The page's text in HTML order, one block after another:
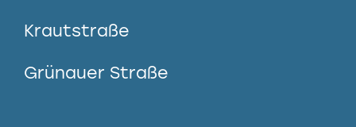
Krautstraße
Grünauer Straße